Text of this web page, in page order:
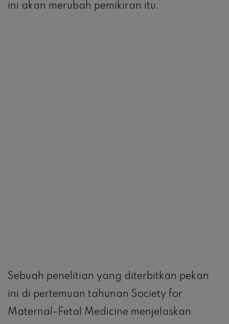
ini akan merubah pemikiran itu.
Sebuah penelitian yang diterbitkan pekan
ini di pertemuan tahunan Society for
Maternal-Fetal Medicine menjelaskan